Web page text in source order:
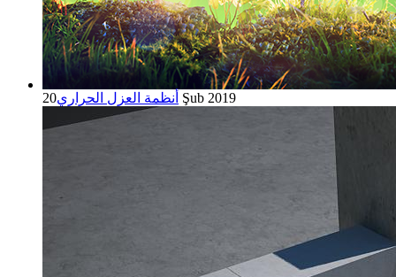
أنظمة العزل الحراري 20 Şub 2019